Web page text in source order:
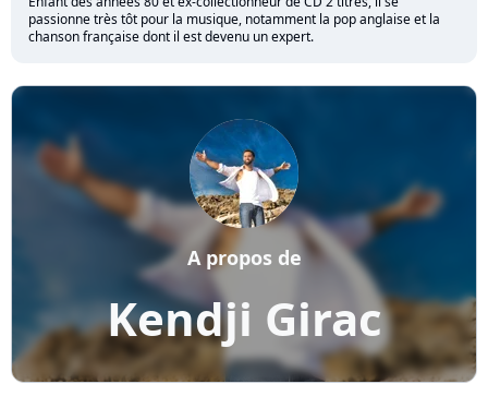
passionne très tôt pour la musique, notamment la pop anglaise et la
chanson française dont il est devenu un expert.
Kendji Girac
A propos de